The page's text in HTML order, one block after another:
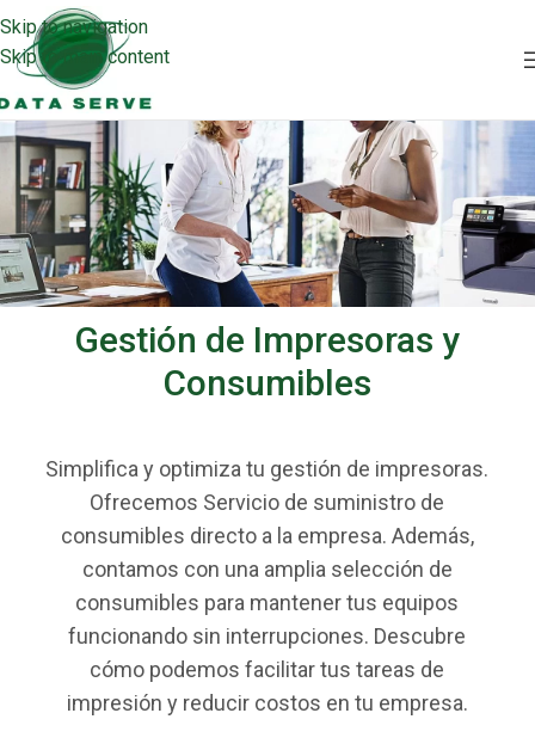
Skip to navigation
Skip to main content
Gestión de Impresoras y
Consumibles
Simplifica y optimiza tu gestión de impresoras.
Ofrecemos Servicio de suministro de
consumibles directo a la empresa. Además,
contamos con una amplia selección de
consumibles para mantener tus equipos
funcionando sin interrupciones. Descubre
cómo podemos facilitar tus tareas de
impresión y reducir costos en tu empresa.